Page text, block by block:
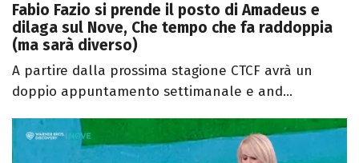
Fabio Fazio si prende il posto di Amadeus e
dilaga sul Nove, Che tempo che fa raddoppia
(ma sarà diverso)
A partire dalla prossima stagione CTCF avrà un
doppio appuntamento settimanale e and...